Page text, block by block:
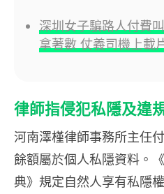
深圳女子騙路人付費
拿著數 仗義司機上載
律師指侵犯私隱及違
河南澤槿律師事務所主任
餘額屬於個人私隱資料。
典》規定自然人享有私隱